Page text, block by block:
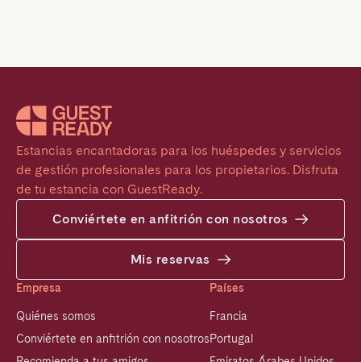
Estancias encantadoras para los huéspedes y servicios
de gestión profesionales para los propietarios. Disfruta
de tu estancia con GuestReady.
Conviértete en anfitrión con nosotros
Mis reservas
Empresa
Quiénes somos
Conviértete en anfitrión con nosotros
Países
Francia
Portugal